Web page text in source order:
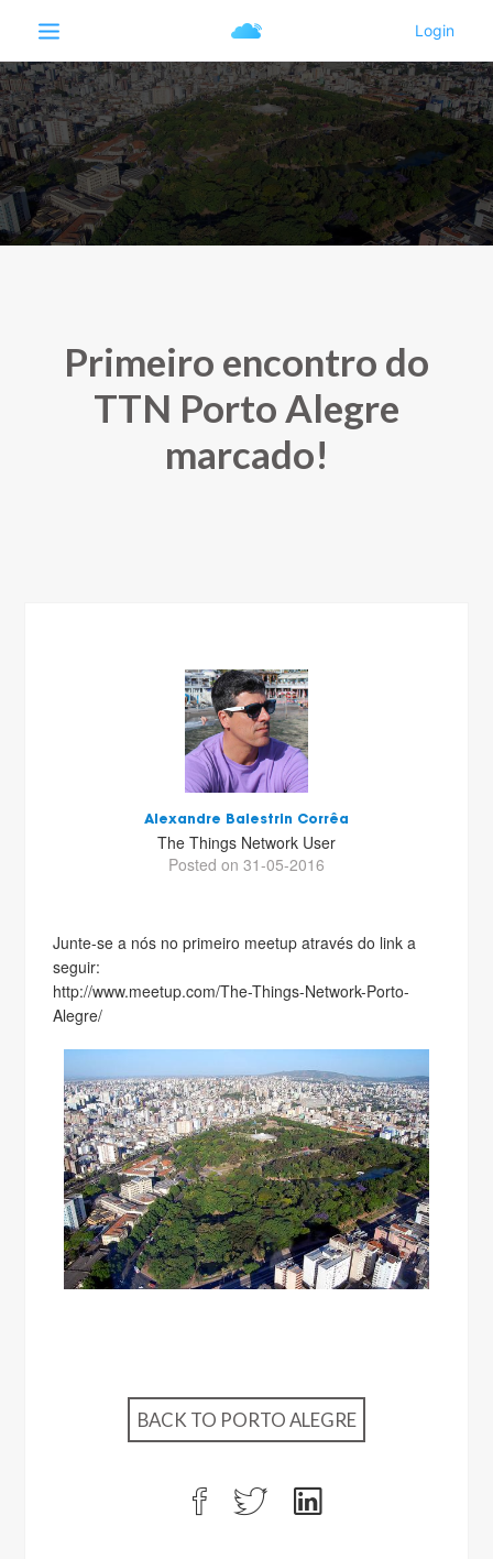
Primeiro encontro do
TTN Porto Alegre
marcado!
Alexandre Balestrin Corrêa
The Things Network User
Posted on 31-05-2016
Junte-se a nós no primeiro meetup através do link a
seguir:
http://www.meetup.com/The-Things-Network-Porto-
Alegre/
BACK TO PORTO ALEGRE